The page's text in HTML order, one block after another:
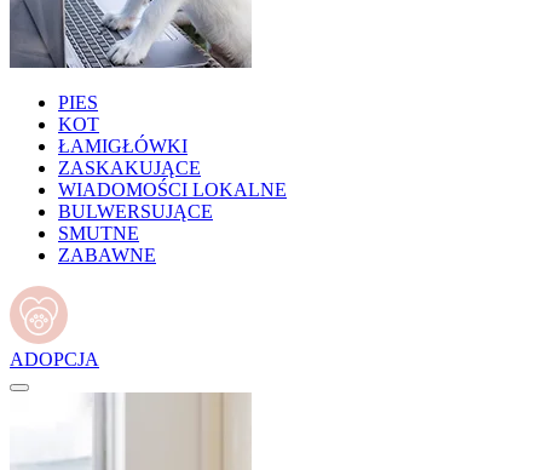
PIES
KOT
ŁAMIGŁÓWKI
ZASKAKUJĄCE
WIADOMOŚCI LOKALNE
BULWERSUJĄCE
SMUTNE
ZABAWNE
ADOPCJA